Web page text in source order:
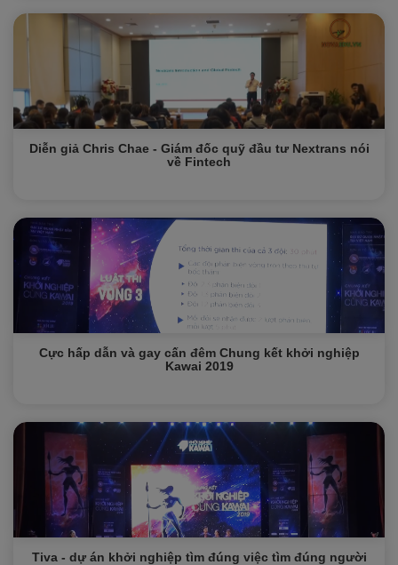
Diễn giả Chris Chae - Giám đốc quỹ đầu tư Nextrans nói
về Fintech
Cực hấp dẫn và gay cấn đêm Chung kết khởi nghiệp
Kawai 2019
Tiva - dự án khởi nghiệp tìm đúng việc tìm đúng người